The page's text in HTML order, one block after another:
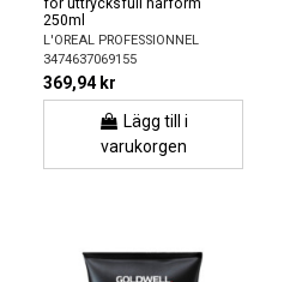
för uttrycksfull hårform
250ml
L'OREAL PROFESSIONNEL
3474637069155
369,94 kr
Lägg till i
varukorgen